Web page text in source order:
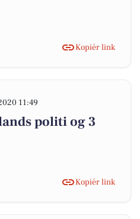
Kopiér link
11:49
politi og 3
Kopiér link